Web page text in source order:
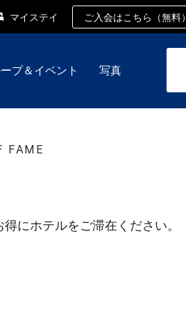
マイステイ ご入会はこちら（無料）
プ＆イベント 写真
FAME
にホテルをご滞在ください。